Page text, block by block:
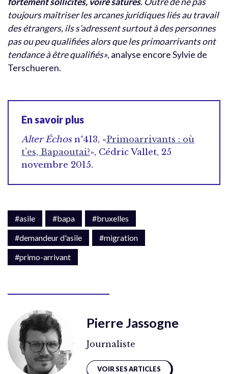
toujours maîtriser les arcanes juridiques liés au travail
des étrangers, ils s’adressent surtout à des personnes
pas ou peu qualifiées alors que les primoarrivants ont
tendance à être qualifiés», analyse encore Sylvie de
Terschueren.
En savoir plus
Alter Échosn°413, «Primoarrivants : où
t’es, Bapaoutai?», Cédric Vallet, 25
novembre 2015.
#asile #bapa
#bruxelles
#demandeur d'asile
#migration
#primo-arrivant
Pierre Jassogne
Journaliste
VOIR SES ARTICLES